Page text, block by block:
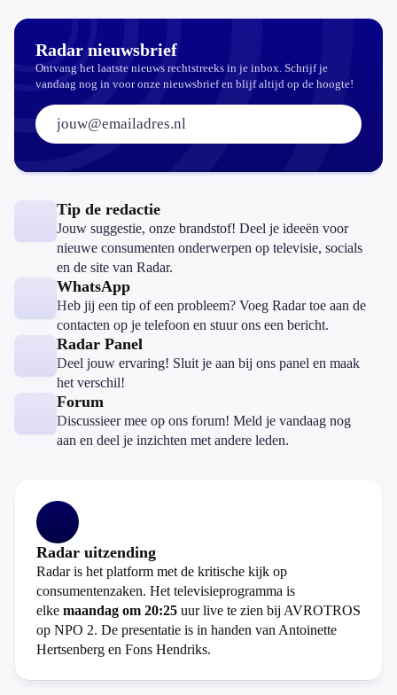
Radar nieuwsbrief
Ontvang het laatste nieuws rechtstreeks in je inbox. Schrijf je
vandaag nog in voor onze nieuwsbrief en blijf altijd op de hoogte!
E-mailadres:
Tip de redactie
Jouw suggestie, onze brandstof! Deel je ideeën voor
nieuwe consumenten onderwerpen op televisie, socials
en de site van Radar.
WhatsApp
Heb jij een tip of een probleem? Voeg Radar toe aan de
contacten op je telefoon en stuur ons een bericht.
Radar Panel
Deel jouw ervaring! Sluit je aan bij ons panel en maak
het verschil!
Forum
Discussieer mee op ons forum! Meld je vandaag nog
aan en deel je inzichten met andere leden.
Radar uitzending
Radar is het platform met de kritische kijk op
consumentenzaken. Het televisieprogramma is
elke maandag om 20:25 uur live te zien bij AVROTROS
op NPO 2. De presentatie is in handen van Antoinette
Hertsenberg en Fons Hendriks.